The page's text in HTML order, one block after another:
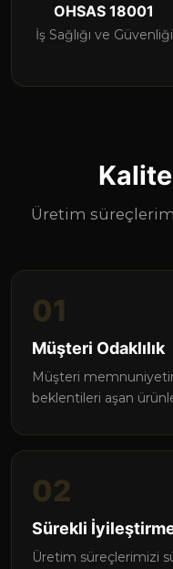
OHSAS 18001
İş Sağlığı ve Güvenliği
Üretim
01
Müşteri Odaklılık
Müşteri
beklentileri aşan
02
Sürekli
Üretim süreçlerimizi